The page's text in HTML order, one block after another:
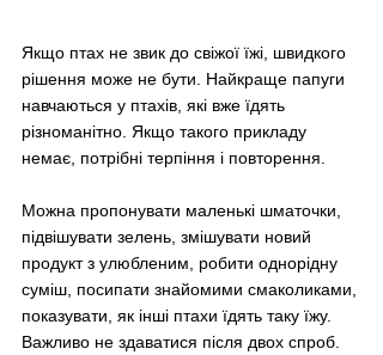
Якщо птах не звик до свіжої їжі, швидкого
рішення може не бути. Найкраще папуги
навчаються у птахів, які вже їдять
різноманітно. Якщо такого прикладу
немає, потрібні терпіння і повторення.
Можна пропонувати маленькі шматочки,
підвішувати зелень, змішувати новий
продукт з улюбленим, робити однорідну
суміш, посипати знайомими смаколиками,
показувати, як інші птахи їдять таку їжу.
Важливо не здаватися після двох спроб.